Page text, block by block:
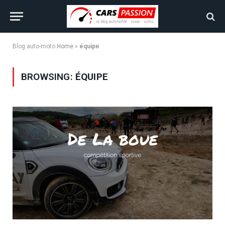
Blog auto-moto Home » équipe
BROWSING: ÉQUIPE